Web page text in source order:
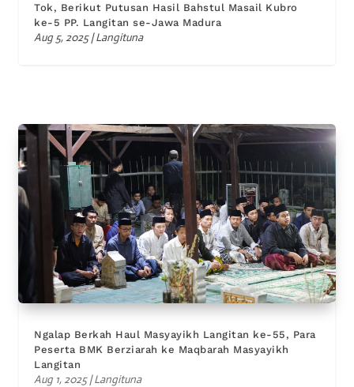
Tok, Berikut Putusan Hasil Bahstul Masail Kubro
ke-5 PP. Langitan se-Jawa Madura
Aug 5, 2025|Langituna
Ngalap Berkah Haul Masyayikh Langitan ke-55, Para
Peserta BMK Berziarah ke Maqbarah Masyayikh
Langitan
Aug 1, 2025|Langituna